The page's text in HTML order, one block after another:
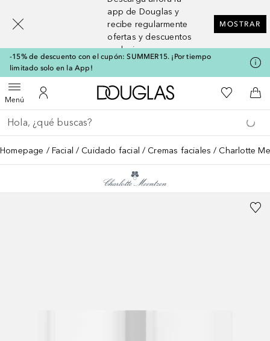
app de Douglas y
recibe regularmente
ofertas y descuentos
exclusivos
MOSTRAR
-15% de descuento con el cupón: SUMMER15. ¡Por tiempo
limitado solo en la App!
MenúAbrir menúMi cuenta
A Douglas HomeMi lista de
A
Regresar
Ejecutar búsqueda
Homepage Facial Cuidado facial Cremas faciales Charlotte
[navigation.slideout.screenreader]